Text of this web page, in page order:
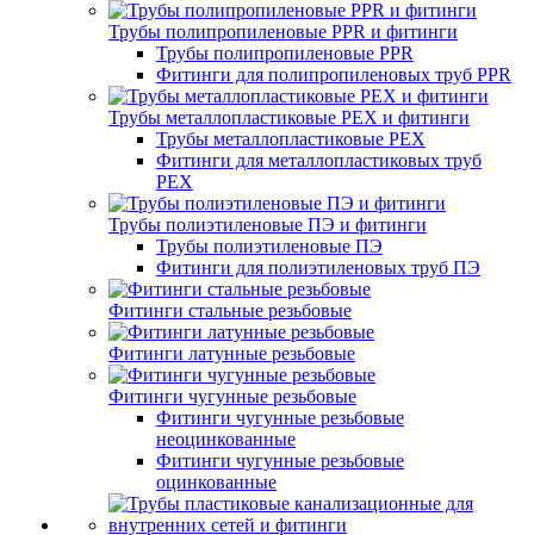
Трубы полипропиленовые PPR и фитинги
Трубы полипропиленовые PPR
Фитинги для полипропиленовых труб PPR
Трубы металлопластиковые PEX и фитинги
Трубы металлопластиковые PEX
Фитинги для металлопластиковых труб
PEX
Трубы полиэтиленовые ПЭ и фитинги
Трубы полиэтиленовые ПЭ
Фитинги для полиэтиленовых труб ПЭ
Фитинги стальные резьбовые
Фитинги латунные резьбовые
Фитинги чугунные резьбовые
Фитинги чугунные резьбовые
неоцинкованные
Фитинги чугунные резьбовые
оцинкованные